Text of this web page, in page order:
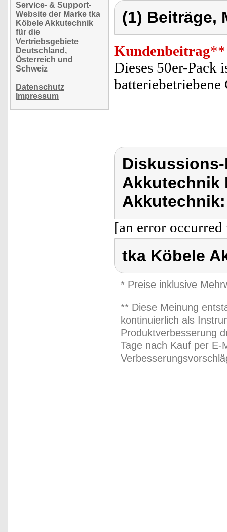
Service- & Support-
Website der Marke tka
Köbele Akkutechnik
für die
Vertriebsgebiete
Deutschland,
Österreich und
Schweiz
Datenschutz
Impressum
(1) Beiträge,
Kundenbeitrag**
Dieses 50er-Pack
batteriebetriebene
Akkutechnik
Akkutechnik:
[an error
tka Köbele
* Preise inklusive
** Diese Meinung
kontinuierlich als
Produktverbesserung
Tage nach Kauf per E-